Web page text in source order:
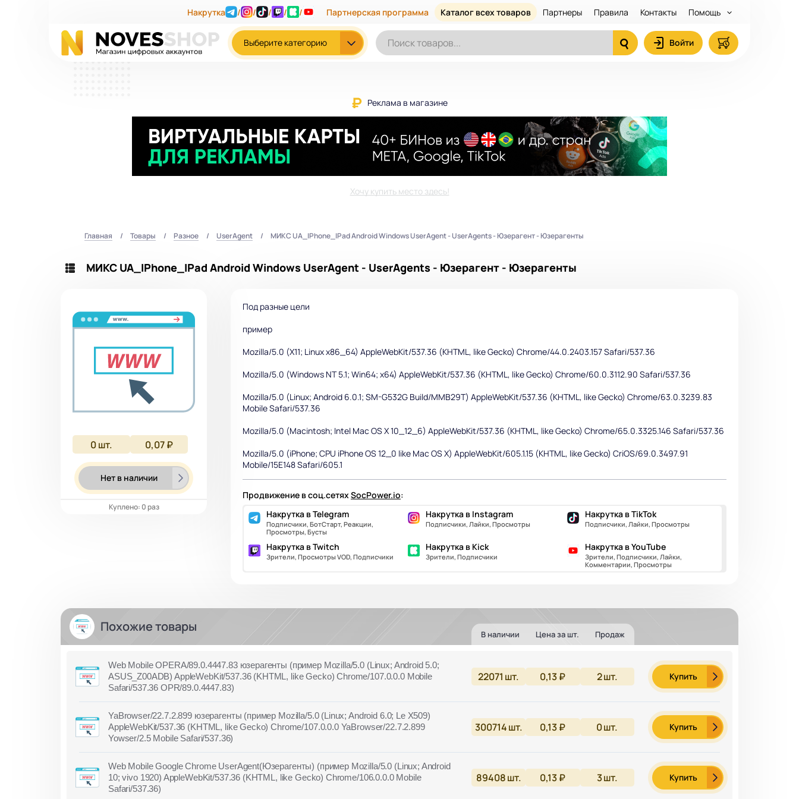
Накрутка / / / / / Партнерская программа Каталог всех товаров Партнеры Правила Контакты Помощь
Выберите категорию Войти
Реклама в магазине
Хочу купить место здесь!
Главная Товары Разное UserAgent МИКС UA_IPhone_IPad Android Windows UserAgent - UserAgents - Юзерагент - Юзерагенты
МИКС UA_IPhone_IPad Android Windows UserAgent - UserAgents - Юзерагент - Юзерагенты
0шт. 0,07 ₽
Нет в наличии
Куплено: 0 раз
Под разные цели
пример
Mozilla/5.0 (X11; Linux x86_64) AppleWebKit/537.36 (KHTML, like Gecko) Chrome/44.0.2403.157 Safari/537.36
Mozilla/5.0 (Windows NT 5.1; Win64; x64) AppleWebKit/537.36 (KHTML, like Gecko) Chrome/60.0.3112.90 Safari/537.36
Mozilla/5.0 (Linux; Android 6.0.1; SM-G532G Build/MMB29T) AppleWebKit/537.36 (KHTML, like Gecko) Chrome/63.0.3239.83
Mobile Safari/537.36
Mozilla/5.0 (Macintosh; Intel Mac OS X 10_12_6) AppleWebKit/537.36 (KHTML, like Gecko) Chrome/65.0.3325.146 Safari/537.36
Mozilla/5.0 (iPhone; CPU iPhone OS 12_0 like Mac OS X) AppleWebKit/605.1.15 (KHTML, like Gecko) CriOS/69.0.3497.91
Mobile/15E148 Safari/605.1
Продвижение в соц.сетяхSocPower.io:
Накрутка в Telegram
Подписчики, БотСтарт, Реакции,
Просмотры, Бусты
Накрутка в Instagram
Подписчики, Лайки, Просмотры
Накрутка в TikTok
Подписчики, Лайки, Просмотры
Накрутка в Twitch
Зрители, Просмотры VOD, Подписчики
Накрутка в Kick
Зрители, Подписчики
Накрутка в YouTube
Зрители, Подписчики, Лайки,
Комментарии, Просмотры
Похожие товары В наличии Цена за шт. Продаж
Web Mobile OPERA/89.0.4447.83 юзерагенты (пример Mozilla/5.0 (Linux; Android 5.0;
ASUS_Z00ADB) AppleWebKit/537.36 (KHTML, like Gecko) Chrome/107.0.0.0 Mobile
Safari/537.36 OPR/89.0.4447.83)
22071 шт. 0,13 ₽ 2шт. Купить
YaBrowser/22.7.2.899 юзерагенты (пример Mozilla/5.0 (Linux; Android 6.0; Le X509)
AppleWebKit/537.36 (KHTML, like Gecko) Chrome/107.0.0.0 YaBrowser/22.7.2.899
Yowser/2.5 Mobile Safari/537.36)
300714шт. 0,13 ₽ 0шт. Купить
Web Mobile Google Chrome UserAgent(Юзерагенты) (пример Mozilla/5.0 (Linux; Android
10; vivo 1920) AppleWebKit/537.36 (KHTML, like Gecko) Chrome/106.0.0.0 Mobile
Safari/537.36)
89408шт. 0,13 ₽ 3шт. Купить